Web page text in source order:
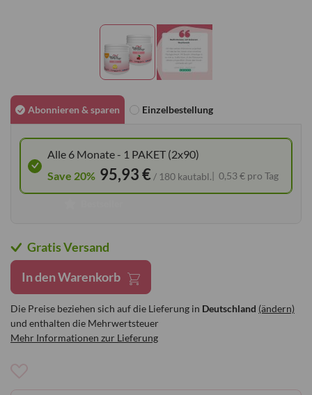
Anfang
der
Bildgalerie
springen
Abonnieren & sparen
Alle 6 Monate - 1 PAKET (2x90)
0,53 € pro Tag
95,93 € / 180 kautabl.
Save 20%
Gratis Versand
Die Preise beziehen sich auf die Lieferung in Deutschland (ändern)
und enthalten die Mehrwertsteuer
Mehr Informationen zur Lieferung
In den Warenkorb
Einzelbestellung